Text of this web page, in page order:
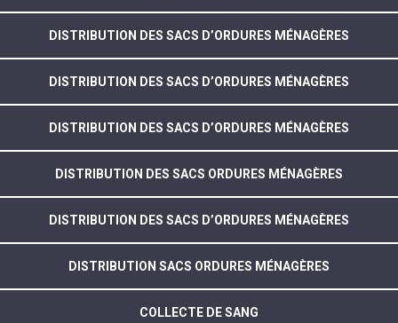
DISTRIBUTION DES SACS D’ORDURES MÉNAGÈRES
DISTRIBUTION DES SACS D’ORDURES MÉNAGÈRES
DISTRIBUTION DES SACS D’ORDURES MÉNAGÈRES
DISTRIBUTION DES SACS ORDURES MÉNAGÈRES
DISTRIBUTION DES SACS D’ORDURES MÉNAGÈRES
DISTRIBUTION SACS ORDURES MÉNAGÈRES
COLLECTE DE SANG